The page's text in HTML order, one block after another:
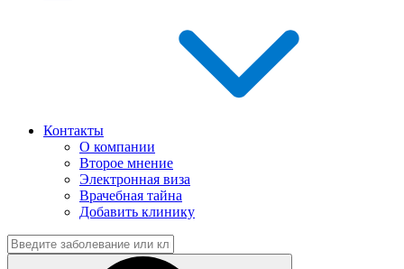
Контакты
О компании
Второе мнение
Электронная виза
Врачебная тайна
Добавить клинику